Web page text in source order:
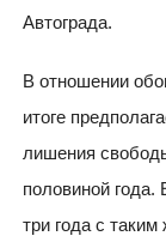
Автограда.
В отношении
итоге
лишения
половиной года.
три года с